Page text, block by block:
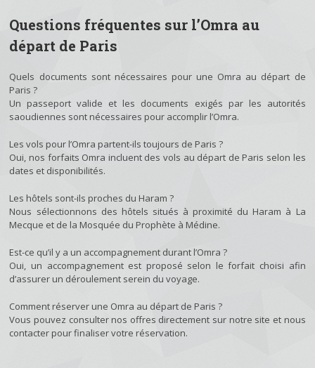
Questions fréquentes sur l’Omra au
départ de Paris
Quels documents sont nécessaires pour une Omra au départ de
Paris ?
Un passeport valide et les documents exigés par les autorités
saoudiennes sont nécessaires pour accomplir l’Omra.
Les vols pour l’Omra partent-ils toujours de Paris ?
Oui, nos forfaits Omra incluent des vols au départ de Paris selon les
dates et disponibilités.
Les hôtels sont-ils proches du Haram ?
Nous sélectionnons des hôtels situés à proximité du Haram à La
Mecque et de la Mosquée du Prophète à Médine.
Est-ce qu’il y a un accompagnement durant l’Omra ?
Oui, un accompagnement est proposé selon le forfait choisi afin
d’assurer un déroulement serein du voyage.
Comment réserver une Omra au départ de Paris ?
Vous pouvez consulter nos offres directement sur notre site et nous
contacter pour finaliser votre réservation.